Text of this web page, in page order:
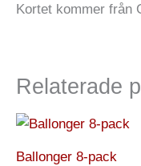
Kortet kommer från
Relaterade
Ballonger 8-pack